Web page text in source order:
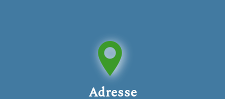
Adresse